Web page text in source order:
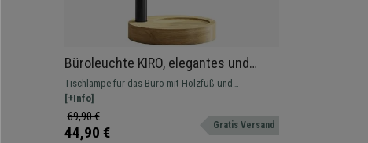
Büroleuchte KIRO, elegantes und
modernes Design, Gestell aus Holz,
Schwarz
Tischlampe für das Büro mit Holzfuß und
elegantem, modernem Design.
[+Info]
69,90 €
44,90 € Gratis Versand